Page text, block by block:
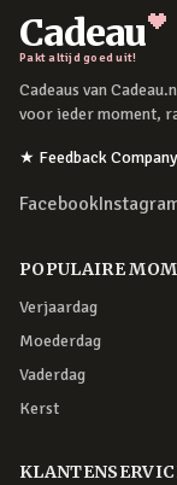
Cadeau
Pakt altijd goed uit!
Cadeaus van
voor ieder moment,
★ Feedback Company
Facebook
POPULAIRE
Verjaardag
Moederdag
Vaderdag
Kerst